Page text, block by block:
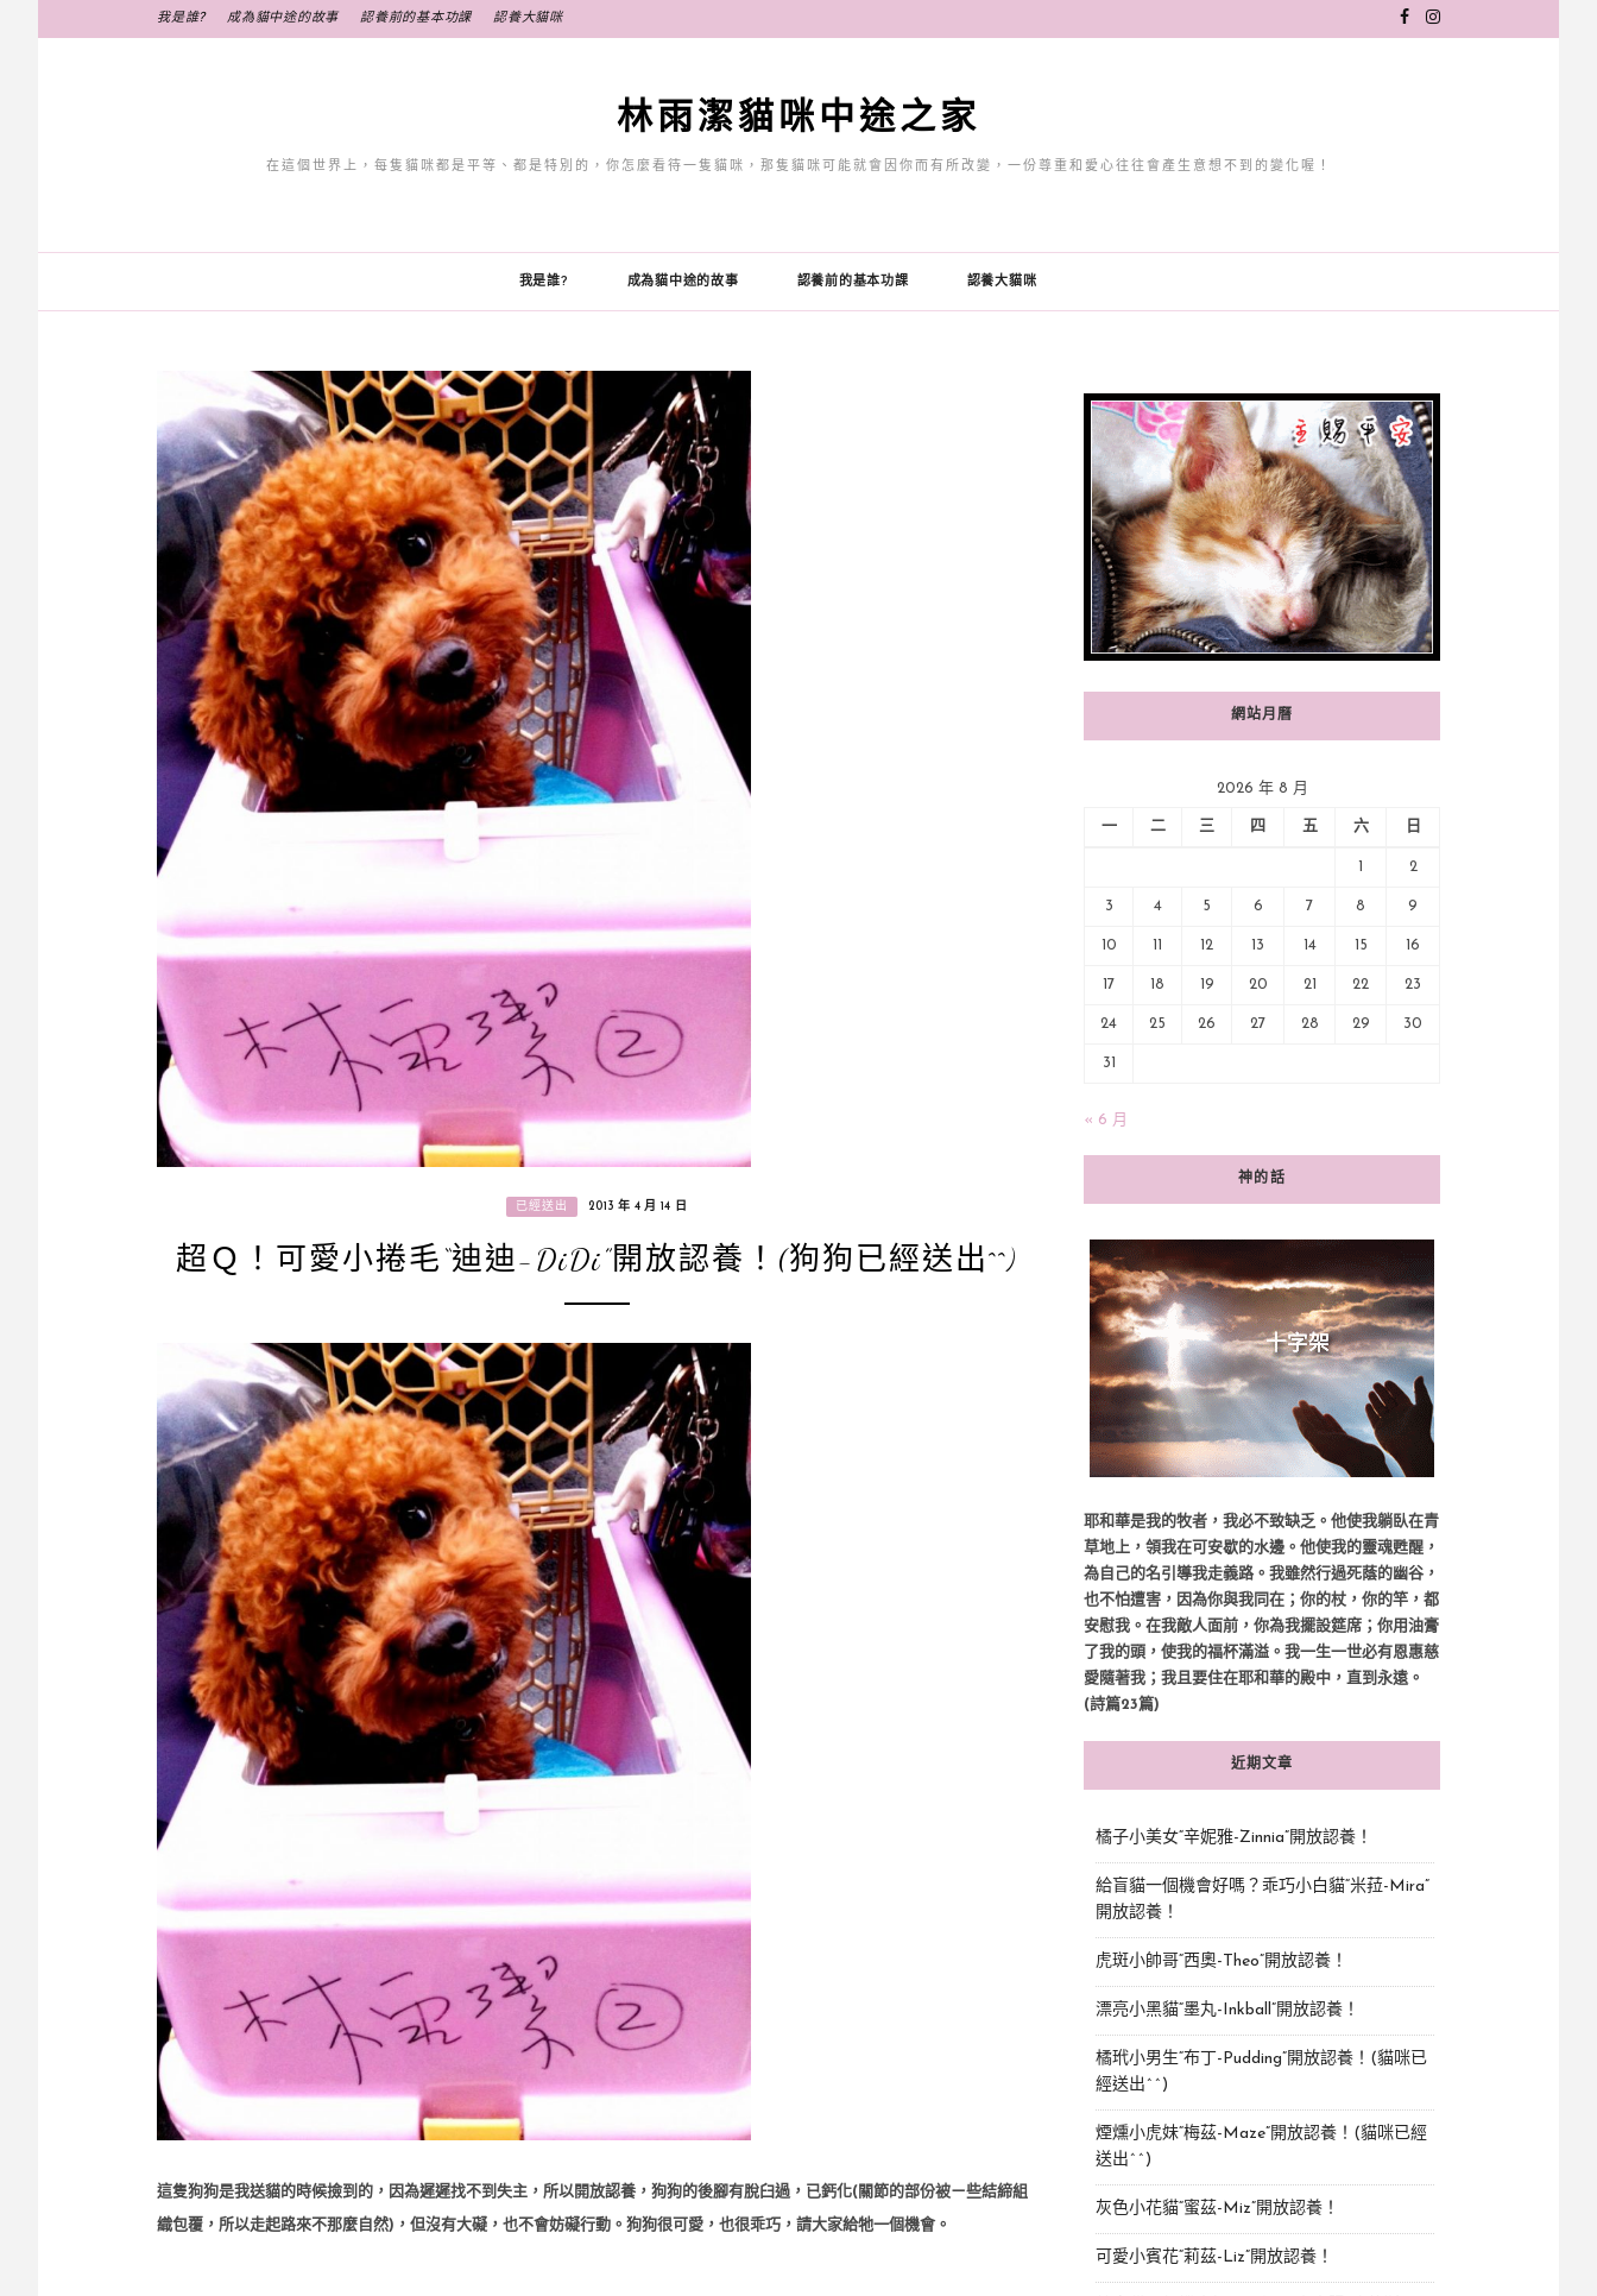
至
我是誰? 成為貓中途的故事 認養前的基本功課 認養大貓咪
林雨潔貓咪中途之家
在這個世界上，每隻貓咪都是平等、都是特別的，你怎麼看待一隻貓咪，那隻貓咪可能就會因你而有所改變，一份尊重和愛心往往會產生意想不到的變化喔！
我是誰? 成為貓中途的故事 認養前的基本功課 認養大貓咪
已經送出 2013 年 4 月 14 日
超Ｑ！可愛小捲毛“迪迪-DiDi”開放認養！(狗狗已經送出^^)
這隻狗狗是我送貓的時候撿到的，因為遲遲找不到失主，所以開放認養，狗狗的後腳有脫臼過，已鈣化( 關節的部份被ㄧ些結締組
織包覆，所以走起路來不那麼自然)，但沒有大礙，也不會妨礙行動。狗狗很可愛，也很乖巧，請大家給牠一個機會。
網站月曆
2026 年 8 月
一 二 三 四 五 六 日
2
3 4 5 6 7 8 9
10 12 13 14 15 16
17 18 19 20 21 22 23
24 25 26 27 28 29 30
31
« 6 月
神的話
耶和華是我的牧者，我必不致缺乏。他使我躺臥在青
草地上，領我在可安歇的水邊。他使我的靈魂甦醒，
為自己的名引導我走義路。我雖然行過死蔭的幽谷，
也不怕遭害，因為你與我同在；你的杖，你的竿，都
安慰我。在我敵人面前，你為我擺設筵席；你用油膏
了我的頭，使我的福杯滿溢。我一生一世必有恩惠慈
愛隨著我；我且要住在耶和華的殿中，直到永遠。
(詩篇23篇)
近期文章
橘子小美女“辛妮雅-Zinnia”開放認養！
給盲貓一個機會好嗎？乖巧小白貓“米菈-Mira”
開放認養！
虎斑小帥哥“西奧-Theo”開放認養！
漂亮小黑貓“墨丸-Inkball”開放認養！
橘玳小男生“布丁-Pudding”開放認養！(貓咪已
經送出^^)
煙燻小虎妹“梅茲-Maze”開放認養！(貓咪已經
送出^^)
灰色小花貓“蜜茲-Miz”開放認養！
可愛小賓花“莉茲-Liz”開放認養！